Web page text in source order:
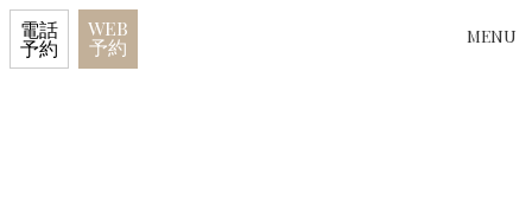
MENU
電話
予約
WEB
予約